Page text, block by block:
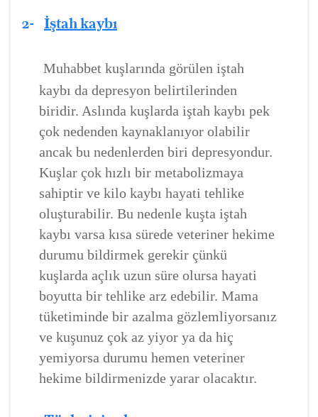
2- İştah kaybı
Muhabbet kuşlarında görülen iştah
kaybı da depresyon belirtilerinden
biridir. Aslında kuşlarda iştah kaybı pek
çok nedenden kaynaklanıyor olabilir
ancak bu nedenlerden biri depresyondur.
Kuşlar çok hızlı bir metabolizmaya
sahiptir ve kilo kaybı hayati tehlike
oluşturabilir. Bu nedenle kuşta iştah
kaybı varsa kısa sürede veteriner hekime
durumu bildirmek gerekir çünkü
kuşlarda açlık uzun süre olursa hayati
boyutta bir tehlike arz edebilir. Mama
tüketiminde bir azalma gözlemliyorsanız
ve kuşunuz çok az yiyor ya da hiç
yemiyorsa durumu hemen veteriner
hekime bildirmenizde yarar olacaktır.